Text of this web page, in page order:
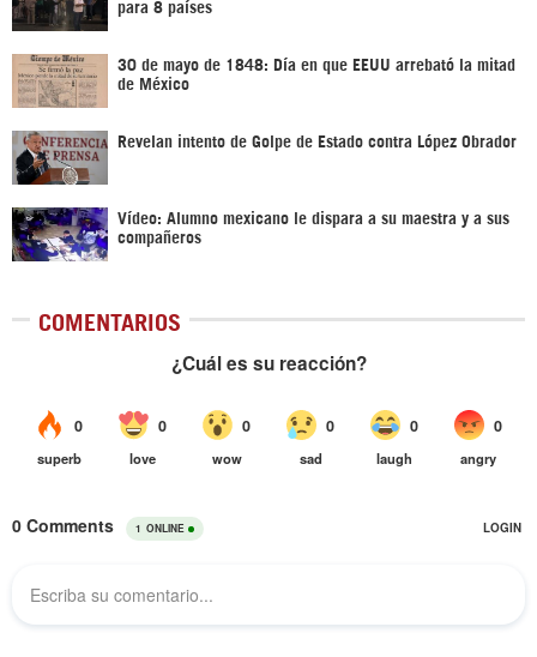
para 8 países
30 de mayo de 1848: Día en que EEUU arrebató la mitad
de México
Revelan intento de Golpe de Estado contra López Obrador
Vídeo: Alumno mexicano le dispara a su maestra y a sus
compañeros
COMENTARIOS